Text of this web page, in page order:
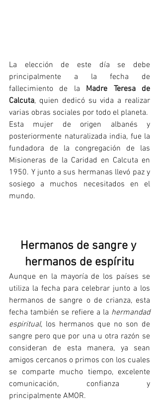
La elección de este día se debe
principalmente a la fecha de
fallecimiento de la Madre Teresa de
Calcuta, quien dedicó su vida a realizar
varias obras sociales por todo el planeta.
Esta mujer de origen albanés y
posteriormente naturalizada india, fue la
fundadora de la congregación de las
Misioneras de la Caridad en Calcuta en
1950. Y junto a sus hermanas llevó paz y
sosiego a muchos necesitados en el
mundo.
Hermanos de sangre y
hermanos de espíritu
Aunque en la mayoría de los países se
utiliza la fecha para celebrar junto a los
hermanos de sangre o de crianza, esta
fecha también se refiere a la hermandad
espiritual, los hermanos que no son de
sangre pero que por una u otra razón se
consideran de esta manera, ya sean
amigos cercanos o primos con los cuales
se comparte mucho tiempo, excelente
comunicación, confianza y
principalmente AMOR.